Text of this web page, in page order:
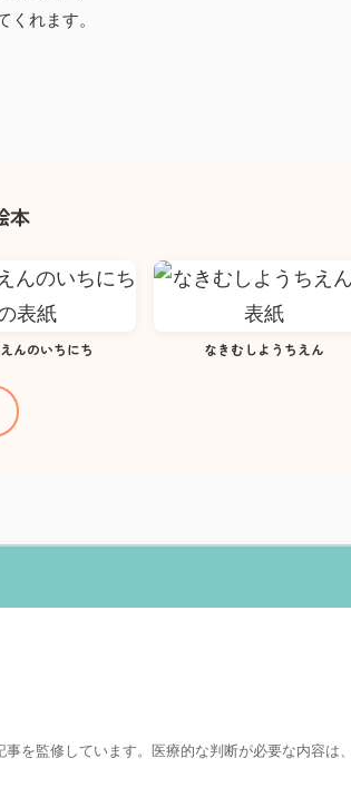
くれます。
本
んのいちにち なきむしようちえん
を監修しています。医療的な判断が必要な内容は